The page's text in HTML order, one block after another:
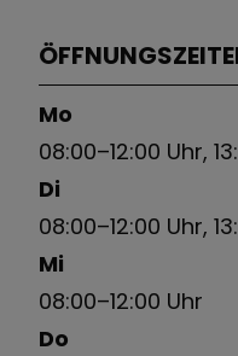
Mo
08:00–12:00 Uhr,
Di
08:00–12:00 Uhr,
Mi
08:00–12:00 Uhr
Do